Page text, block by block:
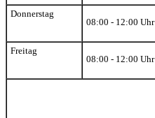
Donnerstag
08:00 - 12:00 Uhr
Freitag
08:00 - 12:00 Uhr